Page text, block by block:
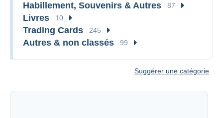
Habillement, Souvenirs & Autres 87
Livres 10
Trading Cards 245
Autres & non classés 99
Suggérer une catégorie